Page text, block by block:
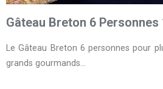
Gâteau Breton 6 Personnes
Le Gâteau Breton 6 personnes pour
grands gourmands…